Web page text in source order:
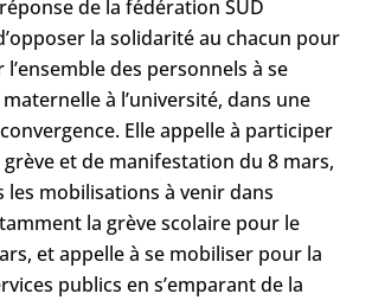
de la fédération SUD
la solidarité au chacun pour
l’ensemble des personnels à se
à l’université, dans une
Elle appelle à participer
et de manifestation du 8 mars,
mobilisations à venir dans
la grève scolaire pour le
et appelle à se mobiliser pour la
publics en s’emparant de la